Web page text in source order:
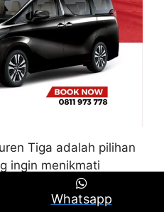
Tiga adalah pilihan
ingin menikmati
saat berpergian
memberikan
Whatsapp